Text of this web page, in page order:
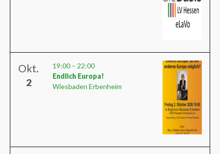
Okt.
2
19:00 – 22:00
Endlich Europa!
Wiesbaden Erbenheim